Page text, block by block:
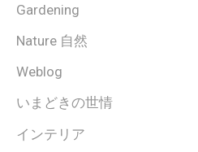
Gardening
Nature 自然
Weblog
いまどきの世情
インテリア